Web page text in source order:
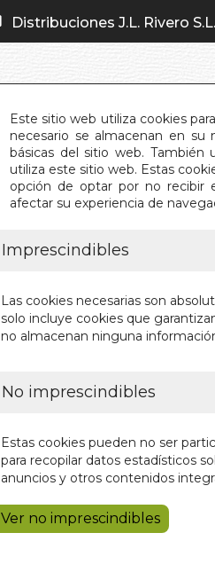
Este sitio web utiliza cookies
necesario se almacenan en su
básicas del sitio web.
utiliza este sitio web. Estas
opción de optar por no recibir
afectar su experiencia de
Imprescindibles
Las cookies necesarias son
solo incluye cookies que
no almacenan ninguna
No imprescindibles
Estas cookies pueden no ser
para recopilar datos estadísticos
anuncios y otros contenidos
Ver no imprescindibles
Distribuciones J.L. Rivero S.L.